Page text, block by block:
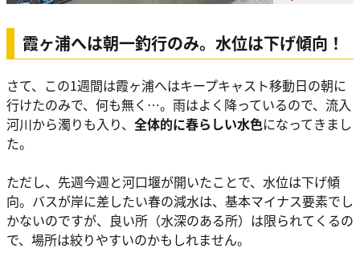
霞ヶ浦へは朝一釣行のみ。水位は下げ傾向！
さて、この1週間は霞ヶ浦へはキープキャスト移動日の朝に
行けたのみで、何も無く…。雨はよく降っているので、流入
河川から濁りも入り、 全体的に春らしい水色になってきまし
た。
ただし、先週今週と河口堰が開いたことで、水位は下げ傾
向。バスが岸に差したい春の減水は、基本マイナス要素でし
かないのですが、良い所（水深のある所）は限られてくるの
で、場所は絞りやすいのかもしれません。